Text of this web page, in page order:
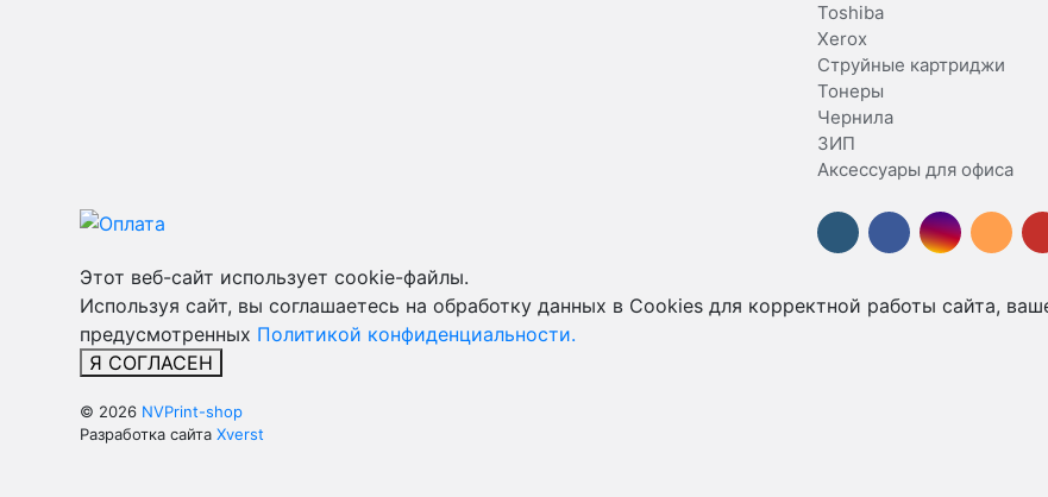
Toshiba
Xerox
Струйные картриджи
Тонеры
Чернила
ЗИП
Аксессуары для офиса
Этот веб-сайт использует cookie-файлы.
Используя сайт, вы соглашаетесь на обработку данных в Cookies для корректной работы сайта,
предусмотренных Политикой конфиденциальности.
Я СОГЛАСЕН
© 2026 NVPrint-shop
Разработка сайта Xverst